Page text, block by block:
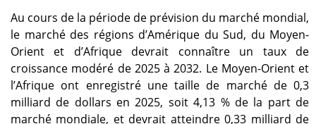
Au cours de la période de prévision du marché mondial,
le marché des régions d’Amérique du Sud, du Moyen-
Orient et d’Afrique devrait connaître un taux de
croissance modéré de 2025 à 2032. Le Moyen-Orient et
l’Afrique ont enregistré une taille de marché de 0,3
milliard de dollars en 2025, soit 4,13 % de la part de
marché mondiale, et devrait atteindre 0,33 milliard de